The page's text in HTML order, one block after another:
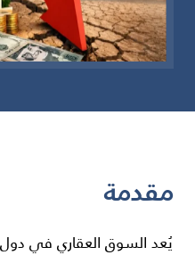
مقدمة
يُعد السوق العقاري في دول